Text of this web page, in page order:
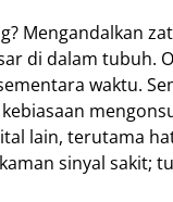
Mengandalkan
di dalam tubuh.
waktu.
lain, terutama
sinyal sakit;